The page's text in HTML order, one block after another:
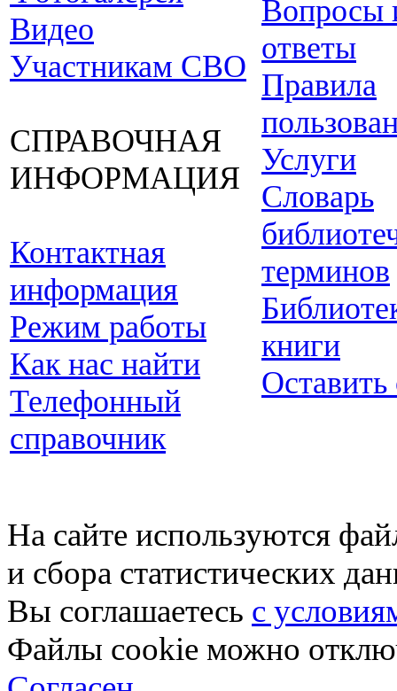
Видео
Участникам СВО
СПРАВОЧНАЯ
ИНФОРМАЦИЯ
Контактная
информация
Режим работы
Как нас найти
Телефонный
справочник
Вопросы
ответы
Правила
Услуги
Словарь
терминов
книги
Оставить
На сайте используются
и сбора статистических
Вы соглашаетесь с
Файлы cookie можно